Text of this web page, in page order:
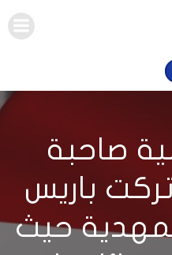
صاحبة
باريس
حيث